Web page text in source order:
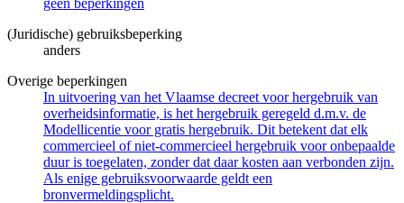
(Juridische) gebruiksbeperking
anders
Overige beperkingen
In uitvoering van het Vlaamse decreet voor hergebruik van
overheidsinformatie, is het hergebruik geregeld d.m.v. de
Modellicentie voor gratis hergebruik. Dit betekent dat elk
commercieel of niet-commercieel hergebruik voor onbepaalde
duur is toegelaten, zonder dat daar kosten aan verbonden zijn.
Als enige gebruiksvoorwaarde geldt een
bronvermeldingsplicht.